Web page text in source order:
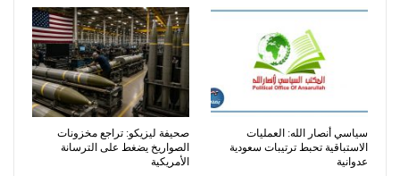
سياسي أنصار الله: العمليات
الاستباقية تحبط ترتيبات سعودية
عدوانية
صحيفة ليزيكو: تراجع مخزونات
الصواريخ يضغط على الترسانة
الأمريكية